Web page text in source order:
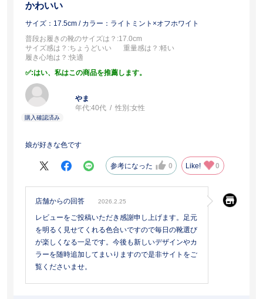
かわいい
サイズ：17.5cm / カラー：ライトミント×オフホワイト
普段お履きの靴のサイズは？ :17.0cm
サイズ感は？ :ちょうどいい 重量感は？ :軽い
履き心地は？ :快適
:はい、私はこの商品を推薦します。
やま
年代:40代 性別:女性
娘が好きな色です
参考になった 0 Like! 0
店舗からの回答 2026.2.25
レビューをご投稿いただき感謝申し上げます。足元
を明るく見せてくれる色合いですので毎日の靴選び
が楽しくなる一足です。今後も新しいデザインやカ
ラーを随時追加してまいりますので是非サイトをご
覧くださいませ。